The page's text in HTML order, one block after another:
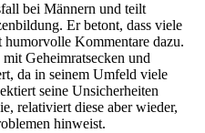
bei Männern und teilt
Er betont, dass viele
Kommentare dazu.
Geheimratsecken und
da in seinem Umfeld viele
seine Unsicherheiten
relativiert diese aber wieder,
hinweist.